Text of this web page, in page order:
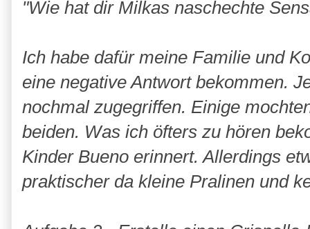
"Wie hat dir Milkas naschechte
Ich habe dafür meine Familie und
eine negative Antwort bekommen.
nochmal zugegriffen. Einige
beiden. Was ich öfters zu hören
Kinder Bueno erinnert. Allerdings
praktischer da kleine Pralinen und